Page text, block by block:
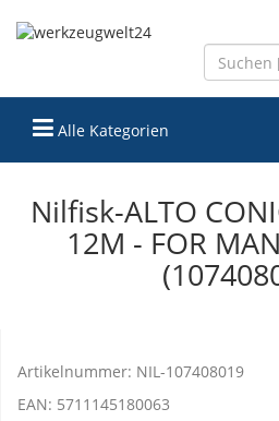
Alle Kategorien
Nilfisk-ALTO
12M - FOR
Artikelnummer: NIL-107408019
EAN: 5711145180063